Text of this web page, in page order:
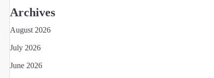
Archives
August 2026
July 2026
June 2026